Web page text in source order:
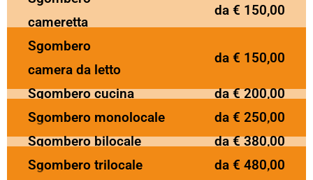
cameretta
da € 150,00
Sgombero
camera da letto
da € 150,00
Sgombero cucina
da € 200,00
Sgombero monolocale
da € 250,00
Sgombero bilocale
da € 380,00
Sgombero trilocale
da € 480,00